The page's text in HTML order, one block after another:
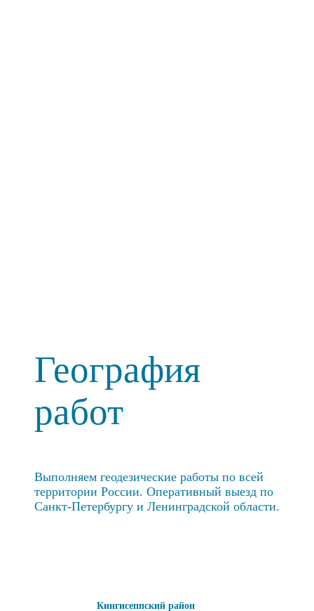
География
работ
Выполняем геодезические работы по всей
территории России. Оперативный выезд по
Санкт-Петербургу и Ленинградской области.
Кингисеппский район